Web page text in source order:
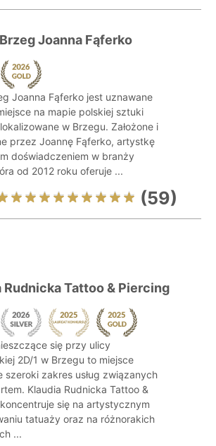
Joanna Fąferko
Joanna Fąferko jest uznawane
na mapie polskiej sztuki
w Brzegu. Założone i
przez Joannę Fąferko, artystkę
doświadczeniem w branży
od 2012 roku oferuje ...
(59)
Rudnicka Tattoo & Piercing
się przy ulicy
2D/1 w Brzegu to miejsce
szeroki zakres usług związanych
Klaudia Rudnicka Tattoo &
się na artystycznym
tatuaży oraz na różnorakich
...